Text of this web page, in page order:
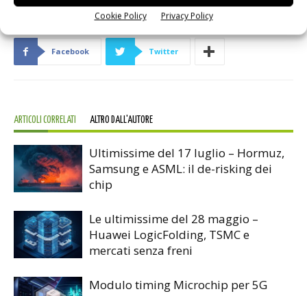
Cookie Policy Privacy Policy
Facebook Twitter
ARTICOLI CORRELATI ALTRO DALL'AUTORE
Ultimissime del 17 luglio – Hormuz,
Samsung e ASML: il de-risking dei
chip
Le ultimissime del 28 maggio –
Huawei LogicFolding, TSMC e
mercati senza freni
Modulo timing Microchip per 5G